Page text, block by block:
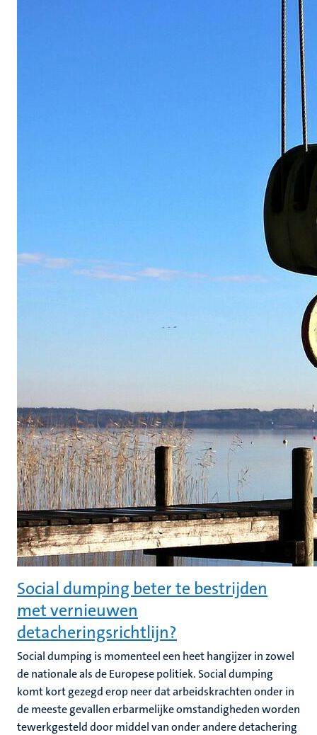
Social dumping beter te bestrijden
met vernieuwen
detacheringsrichtlijn?
Social dumping is momenteel een heet hangijzer in zowel
de nationale als de Europese politiek. Social dumping
komt kort gezegd erop neer dat arbeidskrachten onder in
de meeste gevallen erbarmelijke omstandigheden worden
tewerkgesteld door middel van onder andere detachering